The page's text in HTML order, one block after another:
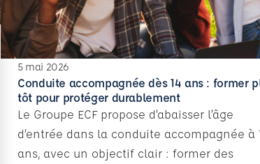
5 mai 2026
Conduite accompagnée dès 14 ans : former
tôt pour protéger durablement
Le Groupe ECF propose d’abaisser l’âge
d’entrée dans la conduite accompagnée à
ans, avec un objectif clair : former des